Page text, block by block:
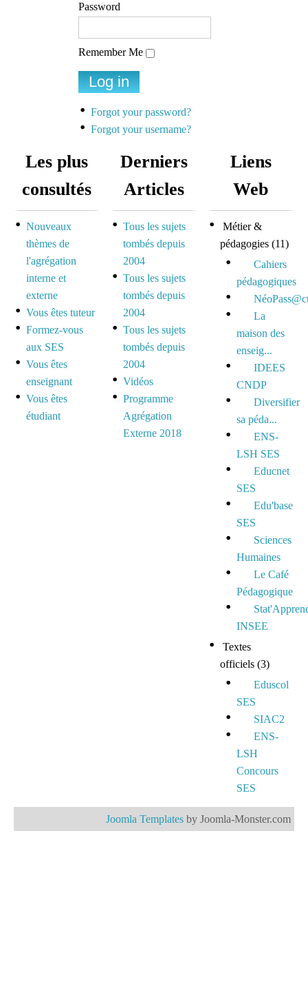
diffusion
Une liste de diffusion
dédiée à la préparation
des concours pour
Espace dédié aux tuteurs
et formateurs
Espace réservé pour
mutualiser ses outils,
idées et questionnements
Password
Remember Me
Forgot your password?
Forgot your username?
Les plus
consultés
Nouveaux
thèmes de
l'agrégation
interne et
externe
Vous êtes tuteur
Formez-vous
aux SES
Vous êtes
enseignant
Vous êtes
étudiant
Derniers
Articles
Tous les sujets
tombés depuis
2004
Tous les sujets
tombés depuis
2004
Tous les sujets
tombés depuis
2004
Vidéos
Programme
Agrégation
Externe 2018
Liens
Web
Métier &
pédagogies (11)
Cahiers
pédagogiques
La
maison des
enseig...
IDEES
CNDP
Diversifier
sa péda...
ENS-
LSH SES
Educnet
SES
Edu'base
SES
Sciences
Humaines
Le Café
Pédagogique
INSEE
Textes
officiels (3)
Eduscol
SES
SIAC2
ENS-
LSH
Concours
SES
Joomla Templates by Joomla-Monster.com